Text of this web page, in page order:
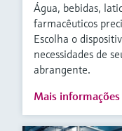
Água, bebidas,
farmacêuticos
Escolha o
necessidades de
abrangente.
Mais informações